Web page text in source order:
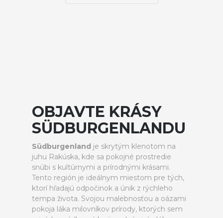
OBJAVTE KRÁSY
SÜDBURGENLANDU
Südburgenland je skrytým klenotom na
juhu Rakúska, kde sa pokojné prostredie
snúbi s kultúrnymi a prírodnými krásami.
Tento región je ideálnym miestom pre tých,
ktorí hľadajú odpočinok a únik z rýchleho
tempa života. Svojou malebnosťou a oázami
pokoja láka milovníkov prírody, ktorých sem